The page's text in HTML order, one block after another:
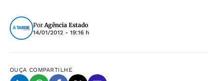
PorAgência Estado
14/01/2012 - 19:16 h
OUÇA COMPARTILHE